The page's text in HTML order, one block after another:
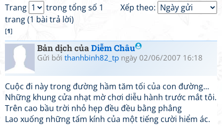
Xếp theo:
Trang
trong tổng số 1
trang (1 bài trả lời)
[1]
Bản dịch củaDiễm Châu
Gửi bởi thanhbinh82_tp ngày 02/06/2007 16:18
Cuộc đi này trong đường hầm tăm tối của con đường...
Những khung cửa nhạt mờ chơi diễu hành trước mắt tôi.
Trên cao bầu trời nhỏ hẹp đều đều bằng phẳng
Lao xuống những tấm kính của một tiếng cười hiểm ác.